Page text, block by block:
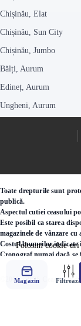
Folosim cookie-uri
Chișinău, Elat
Chișinău, Sun City
Chișinău, Jumbo
Bălți, Aurum
Edineț, Aurum
Ungheni, Aurum
Toate drepturile sunt
publică.
Aspectul cutiei ceasului
Este posibil ca starea
magazinele de vânzare
Costul bunurilor indicate
Cronograf numai dacă se
©2000 - 2026 Ceasuri.md
Magazin Filtrează